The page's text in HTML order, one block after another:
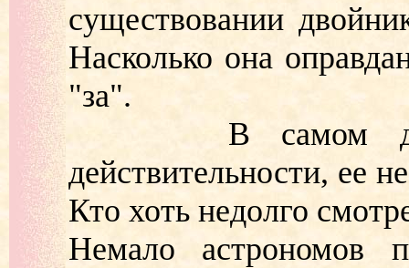
существовании
Насколько она
"за".
В самом деле,
действительности, ее
Кто хоть недолго
Немало астрономов